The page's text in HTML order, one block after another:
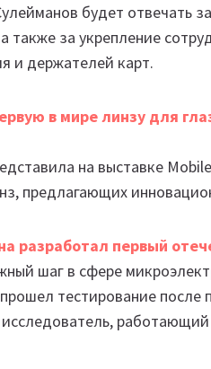
будет отвечать
также за укрепление
и держателей карт.
в мире линзу для
на выставке
предлагающих
разработал первый
шаг в сфере
тестирование